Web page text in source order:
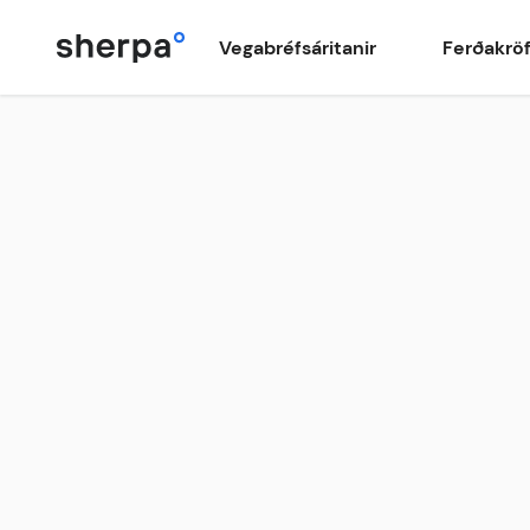
Vegabréfsáritanir